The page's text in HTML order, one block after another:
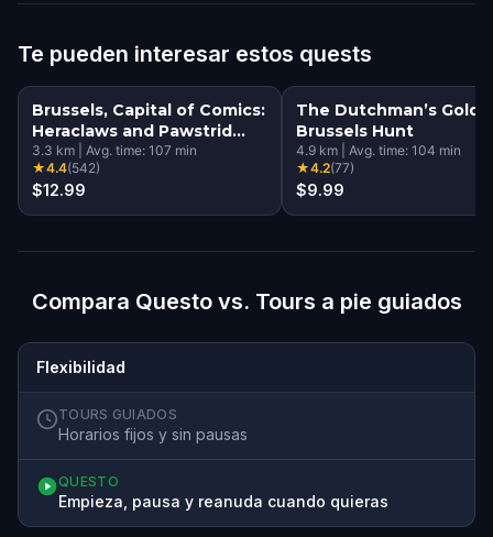
Te pueden interesar estos quests
Brussels, Capital of Comics:
Heraclaws and Pawstrid
and the Magical Murals
3.3 km Avg. time: 107 min
★4.4(542)
$12.99
The Dutchman’s Gold:
Brussels Hunt
4.9 km Avg. time: 104 min
★4.2(77)
$9.99
Compara Questo vs. Tours a pie guiados
Flexibilidad
TOURS GUIADOS
Horarios fijos y sin pausas
QUESTO
Empieza, pausa y reanuda cuando quieras